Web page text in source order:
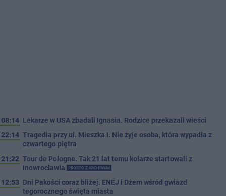
08:14 Lekarze w USA zbadali Ignasia. Rodzice przekazali wieści
22:14 Tragedia przy ul. Mieszka I. Nie żyje osoba, która wypadła z
czwartego piętra
21:22 Tour de Pologne. Tak 21 lat temu kolarze startowali z
Inowrocławia
PROSTO Z ARCHIWUM
12:53 Dni Pakości coraz bliżej. ENEJ i Dżem wśród gwiazd
tegorocznego święta miasta